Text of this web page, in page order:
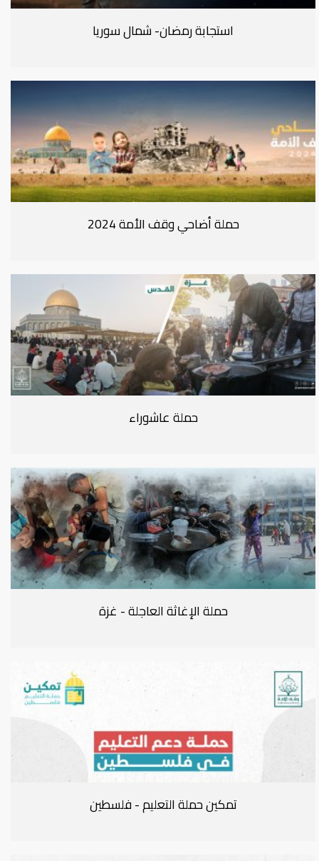
استجابة رمضان- شمال سوريا
حملة أضاحي وقف الأمة 2024
حملة عاشوراء
حملة الإغاثة العاجلة - غزة
تمكين حملة التعليم - فلسطين